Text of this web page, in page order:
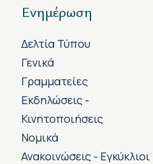
Ενημέρωση
Δελτία Τύπου
Γενικά
Γραμματείες
Εκδηλώσεις -
Κινητοποιήσεις
Νομικά
Ανακοινώσεις - Εγκύκλιοι